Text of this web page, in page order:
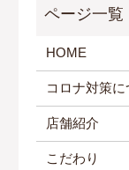
HOME
コロナ対策に
店舗紹介
こだわり